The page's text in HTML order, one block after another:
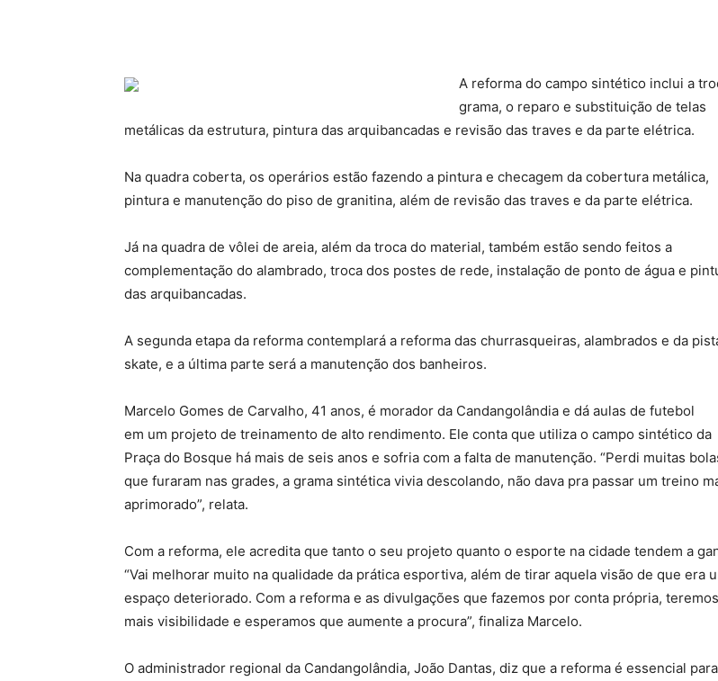
A reforma do campo sintético inclui a
grama, o reparo e substituição de telas
metálicas da estrutura, pintura das arquibancadas e revisão das traves e da parte elétrica.
Na quadra coberta, os operários estão fazendo a pintura e checagem da cobertura metálica,
pintura e manutenção do piso de granitina, além de revisão das traves e da parte elétrica.
Já na quadra de vôlei de areia, além da troca do material, também estão sendo feitos a
complementação do alambrado, troca dos postes de rede, instalação de ponto de água e
das arquibancadas.
A segunda etapa da reforma contemplará a reforma das churrasqueiras, alambrados e da
skate, e a última parte será a manutenção dos banheiros.
Marcelo Gomes de Carvalho, 41 anos, é morador da Candangolândia e dá aulas de futebol
em um projeto de treinamento de alto rendimento. Ele conta que utiliza o campo sintético da
Praça do Bosque há mais de seis anos e sofria com a falta de manutenção. “Perdi muitas
que furaram nas grades, a grama sintética vivia descolando, não dava pra passar um treino
aprimorado”, relata.
Com a reforma, ele acredita que tanto o seu projeto quanto o esporte na cidade tendem a
“Vai melhorar muito na qualidade da prática esportiva, além de tirar aquela visão de que era
espaço deteriorado. Com a reforma e as divulgações que fazemos por conta própria, teremos
mais visibilidade e esperamos que aumente a procura”, finaliza Marcelo.
O administrador regional da Candangolândia, João Dantas, diz que a reforma é essencial para